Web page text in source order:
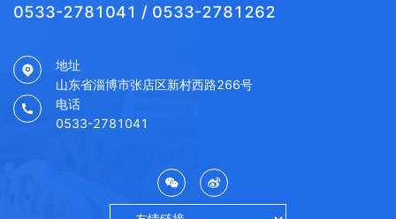
0533-2781041 / 0533-2781262
地址
山东省淄博市张店区新村西路266号
电话
0533-2781041